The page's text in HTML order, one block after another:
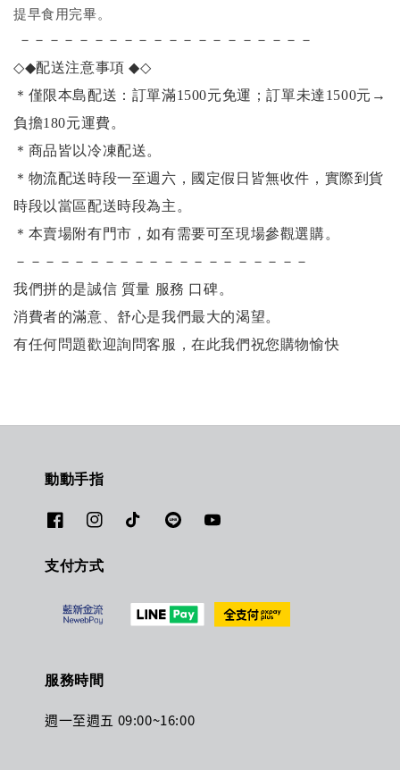
提早食用完畢。
－－－－－－－－－－－－－－－－－－－－
◇◆配送注意事項◆◇
＊僅限本島配送：訂單滿1500元免運；訂單未達1500元 →
負擔180元運費。
＊商品皆以冷凍配送。
＊物流配送時段一至週六，國定假日皆無收件，實際到貨
時段以當區配送時段為主。
＊本賣場附有門市，如有需要可至現場參觀選購。
－－－－－－－－－－－－－－－－－－－－
我們拼的是誠信 質量 服務 口碑。
消費者的滿意、舒心是我們最大的渴望。
有任何問題歡迎詢問客服，在此我們祝您購物愉快
動動手指
支付方式
服務時間
週一至週五 09:00~16:00